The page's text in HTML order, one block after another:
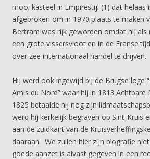
mooi kasteel in Empirestijl (1) dat helaas
afgebroken om in 1970 plaats te maken
Bertram was rijk geworden omdat hij als
een grote vissersvloot en in de Franse
over zee internationaal handel te drijven.
Hij werd ook ingewijd bij de Brugse loge
Amis du Nord” waar hij in 1813
1825 betaalde hij nog zijn
werd hij kerkelijk begraven op Sint-Kruis
aan de zuidkant van de
daaraan. We zullen hier zijn biografie
goede aanzet is alvast gegeven in een